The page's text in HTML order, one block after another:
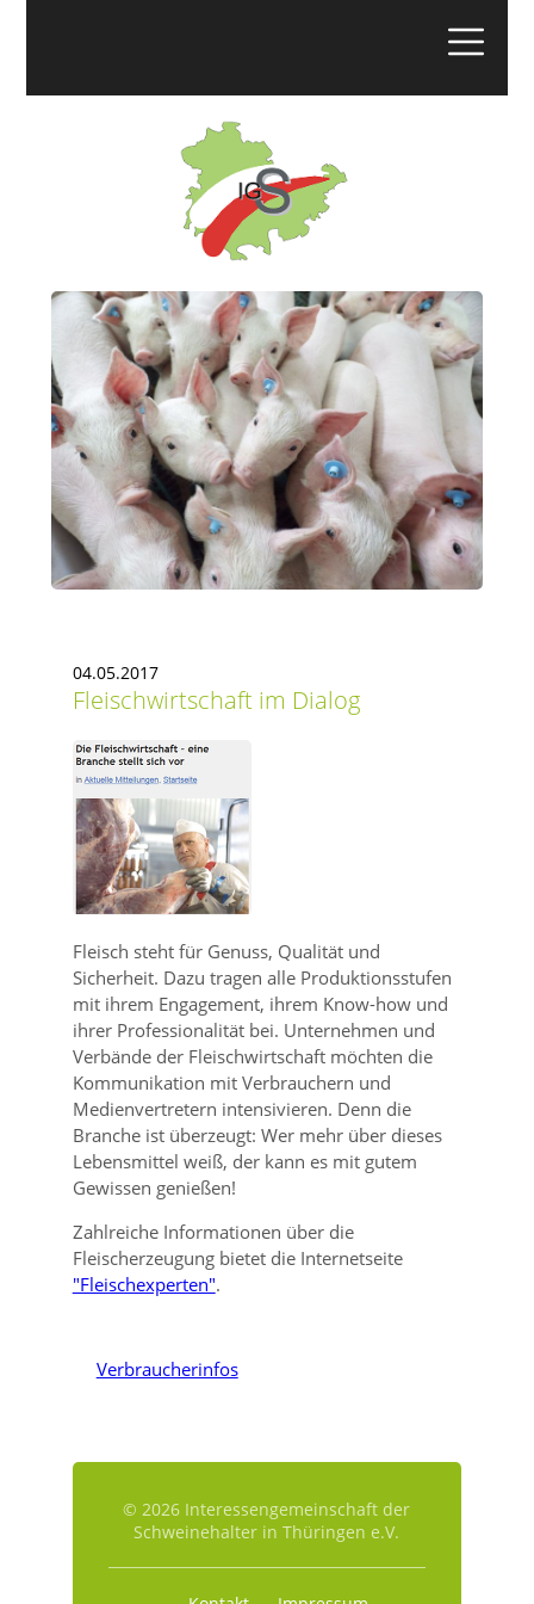
04.05.2017
Fleischwirtschaft im Dialog
Fleisch steht für Genuss, Qualität und
Sicherheit. Dazu tragen alle Produktionsstufen
mit ihrem Engagement, ihrem Know-how und
ihrer Professionalität bei. Unternehmen und
Verbände der Fleischwirtschaft möchten die
Kommunikation mit Verbrauchern und
Medienvertretern intensivieren. Denn die
Branche ist überzeugt: Wer mehr über dieses
Lebensmittel weiß, der kann es mit gutem
Gewissen genießen!
Zahlreiche Informationen über die
Fleischerzeugung bietet die Internetseite
"Fleischexperten".
Verbraucherinfos
© 2026 Interessengemeinschaft der
Schweinehalter in Thüringen e.V.